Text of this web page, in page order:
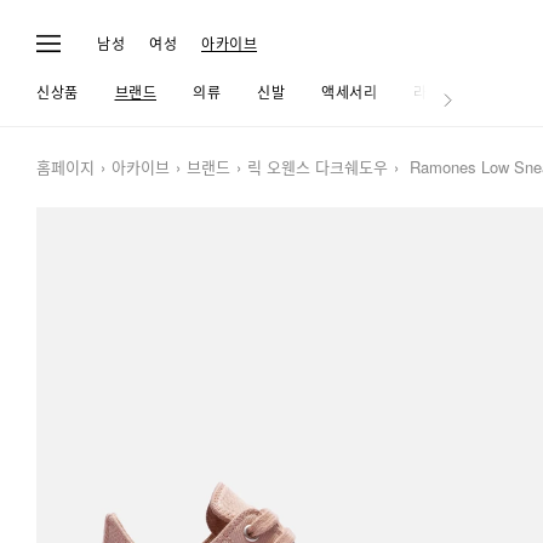
남성 여성 아카이브
신상품 브랜드 의류 신발 액세서리 라이프
홈페이지 아카이브 브랜드 릭 오웬스 다크쉐도우 Ramones Low